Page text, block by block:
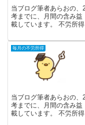
当ブログ筆者あらおの
考までに、月間の含み
載しています。 不労所
毎月の不労所得
当ブログ筆者あらおの
考までに、月間の含み
載しています。 不労所